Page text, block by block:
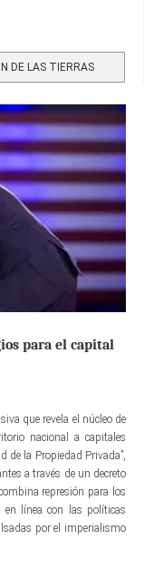
DE LAS TIERRAS
para el capital
que revela el núcleo de
nacional a capitales
de la Propiedad Privada”,
a través de un decreto
represión para los
en línea con las políticas
por el imperialismo